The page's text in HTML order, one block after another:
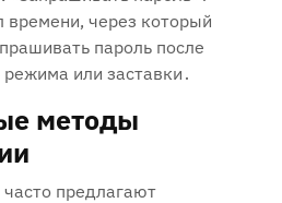
через который
пароль после
или заставки․
методы
предлагают